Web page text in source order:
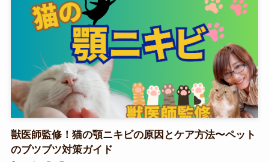
獣医師監修！猫の顎ニキビの原因とケア方法〜ペット
のブツブツ対策ガイド